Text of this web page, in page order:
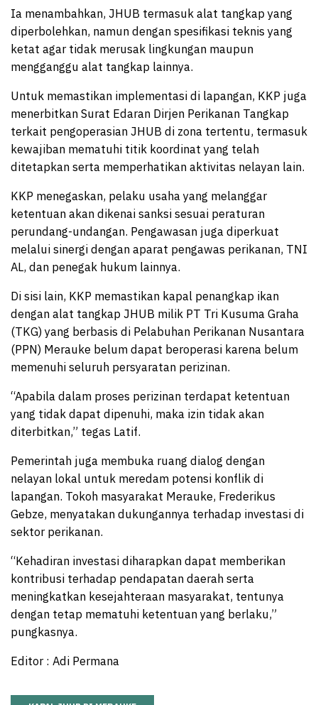
Ia menambahkan, JHUB termasuk alat tangkap yang
diperbolehkan, namun dengan spesifikasi teknis yang
ketat agar tidak merusak lingkungan maupun
mengganggu alat tangkap lainnya.
Untuk memastikan implementasi di lapangan, KKP juga
menerbitkan Surat Edaran Dirjen Perikanan Tangkap
terkait pengoperasian JHUB di zona tertentu, termasuk
kewajiban mematuhi titik koordinat yang telah
ditetapkan serta memperhatikan aktivitas nelayan lain.
KKP menegaskan, pelaku usaha yang melanggar
ketentuan akan dikenai sanksi sesuai peraturan
perundang-undangan. Pengawasan juga diperkuat
melalui sinergi dengan aparat pengawas perikanan, TNI
AL, dan penegak hukum lainnya.
Di sisi lain, KKP memastikan kapal penangkap ikan
dengan alat tangkap JHUB milik PT Tri Kusuma Graha
(TKG) yang berbasis di Pelabuhan Perikanan Nusantara
(PPN) Merauke belum dapat beroperasi karena belum
memenuhi seluruh persyaratan perizinan.
“Apabila dalam proses perizinan terdapat ketentuan
yang tidak dapat dipenuhi, maka izin tidak akan
diterbitkan,” tegas Latif.
Pemerintah juga membuka ruang dialog dengan
nelayan lokal untuk meredam potensi konflik di
lapangan. Tokoh masyarakat Merauke, Frederikus
Gebze, menyatakan dukungannya terhadap investasi di
sektor perikanan.
“Kehadiran investasi diharapkan dapat memberikan
kontribusi terhadap pendapatan daerah serta
meningkatkan kesejahteraan masyarakat, tentunya
dengan tetap mematuhi ketentuan yang berlaku,”
pungkasnya.
Editor : Adi Permana